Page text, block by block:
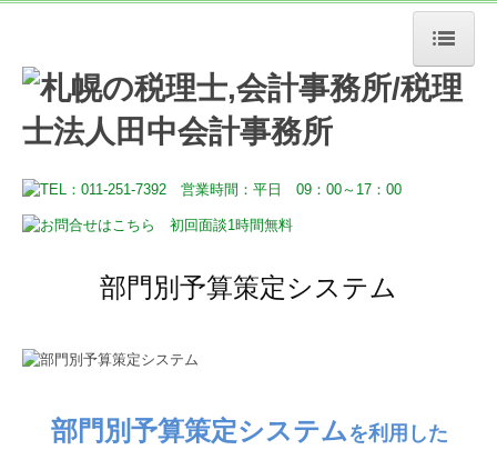
HOME
税務・会計
経営サポート
デジタル化支援
その他事業
お問合せ
部門別予算策定システム
部門別予算策定システム を利用した